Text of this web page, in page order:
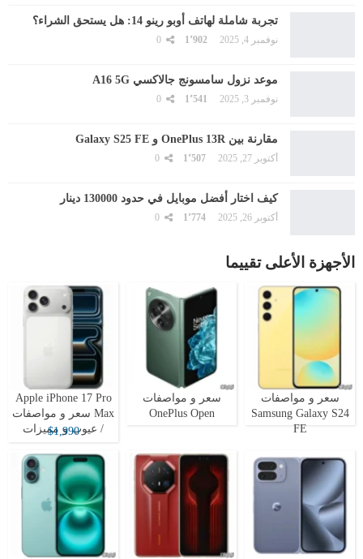
تجربة شاملة لهاتف أوبو رينو 14: هل يستحق الشراء؟
نوفمبر 4, 2025 1٬902
موعد نزول سامسونج جالاكسي A16 5G
نوفمبر 3, 2025 1٬541
مقارنة بين OnePlus 13R و Galaxy S25 FE
أكتوبر 27, 2025 1٬507
كيف اختار أفضل موبايل في حدود 130000 دينار
أكتوبر 26, 2025 1٬774
الأجهزة الأعلى تقييما
سعر و مواصفات
Samsung Galaxy S24
FE
سعر و مواصفات
OnePlus Open
Apple iPhone 17 Pro
Max سعر و مواصفات
/ عيوب و مميزات
$1,990